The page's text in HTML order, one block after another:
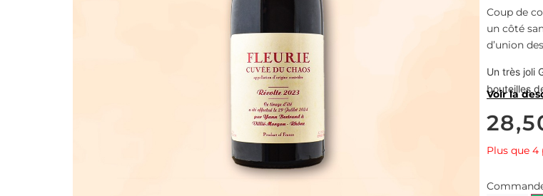
Coup de
un côté
d’union
Un très joli
bouteilles
Voir la
Plus que